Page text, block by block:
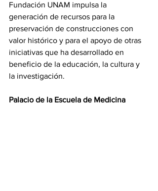
Fundación UNAM impulsa la
generación de recursos para la
preservación de construcciones con
valor histórico y para el apoyo de otras
iniciativas que ha desarrollado en
beneficio de la educación, la cultura y
la investigación.
Palacio de la Escuela de Medicina